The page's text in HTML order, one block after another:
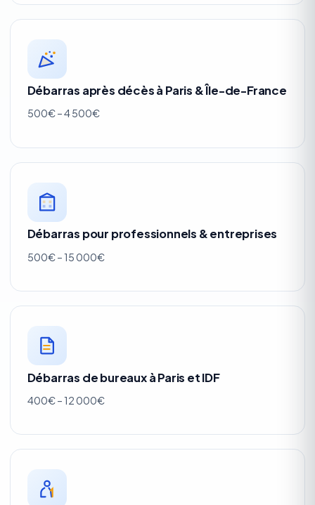
Débarras après décès à Paris & Île-de-France
500€ – 4 500€
Débarras pour professionnels & entreprises
500€ – 15 000€
Débarras de bureaux à Paris et IDF
400€ – 12 000€